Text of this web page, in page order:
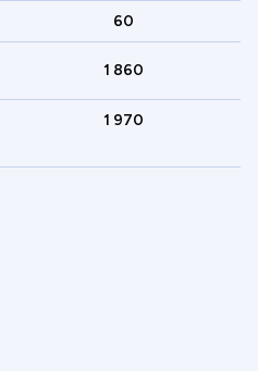
60
1 860
1 970